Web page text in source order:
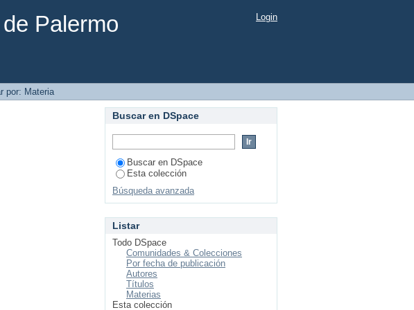
Palermo Login
por: Materia
Buscar en DSpace
Buscar en DSpace
Esta colección
Búsqueda avanzada
Listar
Todo DSpace
Comunidades & Colecciones
Por fecha de publicación
Autores
Títulos
Materias
Esta colección